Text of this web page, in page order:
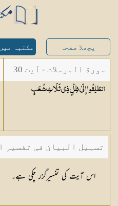
پچھلا صفحہ مکتبہ
سورة المرسلات - آیت 30
انطَلِقُوا إِلَىٰ ظِلٍّ ذِي ثَلَاثِشُعَبٍ
تسہیل البیان فی تفسیر
شکیلہ بنت میاں فضل حسین
اس آیت کی تفسیرگزر چکی ہے۔